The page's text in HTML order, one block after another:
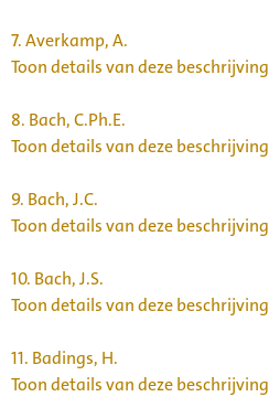
7.Averkamp, A.
Toon details van deze beschrijving
8. Bach, C.Ph.E.
Toon details van deze beschrijving
9. Bach, J.C.
Toon details van deze beschrijving
10. Bach, J.S.
Toon details van deze beschrijving
11. Badings, H.
Toon details van deze beschrijving